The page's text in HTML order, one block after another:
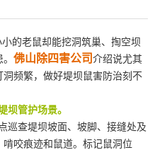
的老鼠却能挖洞筑巢、掏空坝
佛山除四害公司介绍说尤其
频繁，做好堤坝鼠害防治刻不
管护场景。
巡查堤坝坡面、坡脚、接缝处及
咬痕迹和鼠道。标记鼠洞位